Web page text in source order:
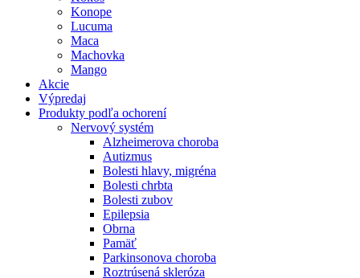
Konope
Lucuma
Maca
Machovka
Mango
Akcie
Výpredaj
Produkty podľa ochorení
Nervový systém
Alzheimerova choroba
Autizmus
Bolesti hlavy, migréna
Bolesti chrbta
Bolesti zubov
Epilepsia
Obrna
Pamäť
Parkinsonova choroba
Roztrúsená skleróza